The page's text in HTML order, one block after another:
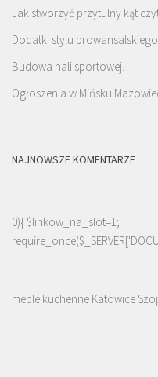
Jak stworzyć przytulny kąt
Dodatki stylu prowansalskiego
Budowa hali sportowej.
Ogłoszenia w Mińsku
NAJNOWSZE KOMENTARZE
0){ $linkow_na_slot=1;
meble kuchenne Katowice